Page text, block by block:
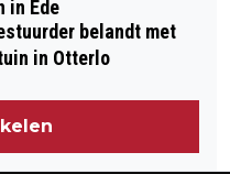
in Ede
belandt met
in Otterlo